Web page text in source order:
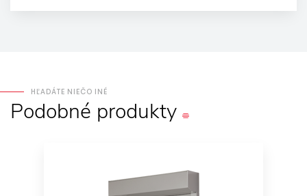
HĽADÁTE NIEČO INÉ
Podobné produkty